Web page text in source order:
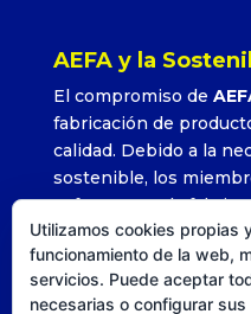
AEFA y la
El compromiso de
fabricación de
calidad. Debido a la
sostenible, los
esfuerzos en la
permitan alcanzar
utilización adecuada y
»Leer más
Utilizamos cookies propias
funcionamiento de la web,
servicios. Puede aceptar
necesarias o configurar